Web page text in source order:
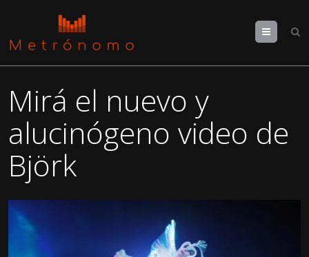
Menu
Mirá el nuevo y
alucinógeno video de
Björk